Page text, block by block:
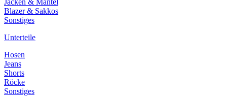
Jacken & Mäntel
Blazer & Sakkos
Sonstiges
Unterteile
Hosen
Jeans
Shorts
Röcke
Sonstiges